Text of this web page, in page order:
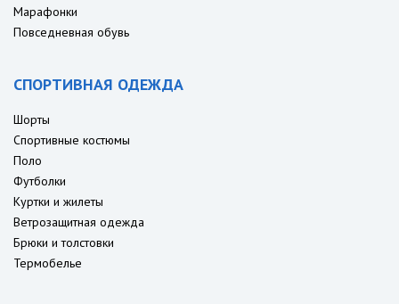
Марафонки
Повседневная обувь
СПОРТИВНАЯ ОДЕЖДА
Шорты
Спортивные костюмы
Поло
Футболки
Куртки и жилеты
Ветрозащитная одежда
Брюки и толстовки
Термобелье